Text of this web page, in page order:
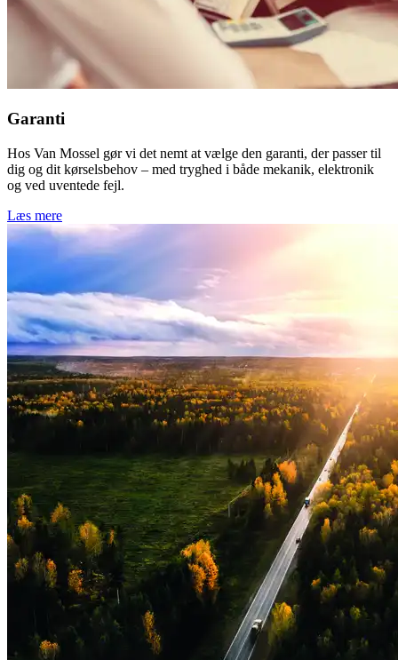
Garanti
Hos Van Mossel gør vi det nemt at vælge den garanti, der passer til
dig og dit kørselsbehov – med tryghed i både mekanik, elektronik
og ved uventede fejl.
Læs mere